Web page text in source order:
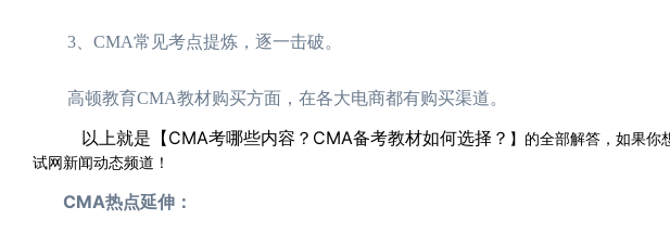
3、CMA常见考点提炼，逐一击破。
高顿教育CMA教材购买方面，在各大电商都有购买渠道。
以上就是【CMA考哪些内容？CMA备考教材如何选择？ 】的全部解答，如果你
试网新闻动态频道！
CMA热点延伸：